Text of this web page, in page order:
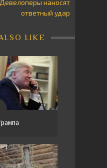
Девелоперы наносят
ответный удар
LIKE